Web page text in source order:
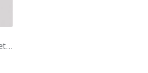
THREADBARE Herre Relay Langærmet Shacket Navy